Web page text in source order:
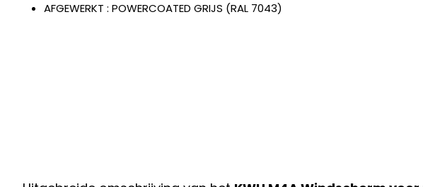
AFGEWERKT : POWERCOATED GRIJS (RAL 7043)